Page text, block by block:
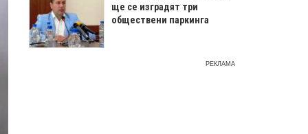
ще се изградят три
обществени паркинга
РЕКЛАМА